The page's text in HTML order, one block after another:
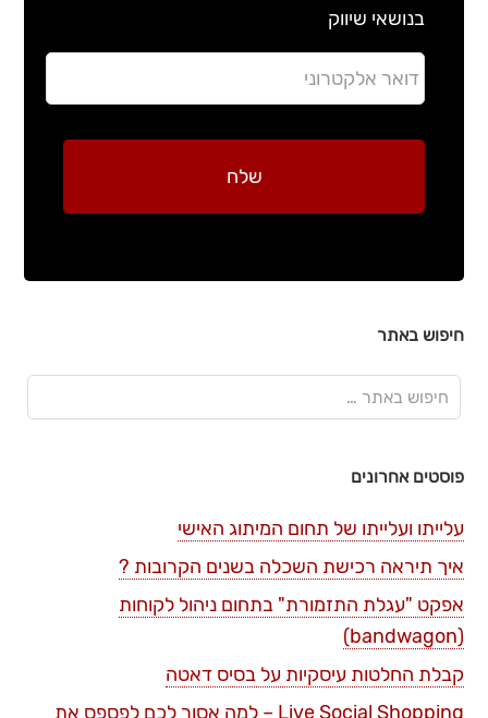
בנושאי שיווק
חיפוש באתר
פוסטים אחרונים
עלייתו ועלייתו של תחום המיתוג האישי
איך תיראה רכישת השכלה בשנים הקרובות ?
אפקט "עגלת התזמורת" בתחום ניהול לקוחות
(bandwagon)
קבלת החלטות עיסקיות על בסיס דאטה
Live Social Shopping – למה אסור לכם לפספס את